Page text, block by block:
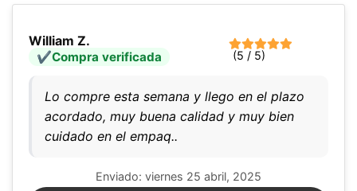
William Z.
Compra verificada (5 / 5)
Lo compre esta semana y llego en el plazo
acordado, muy buena calidad y muy bien
cuidado en el empaq..
Enviado: viernes 25 abril, 2025